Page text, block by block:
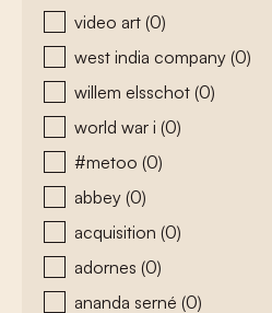
video art (0)
west india company (0)
willem elsschot (0)
world war i (0)
#metoo (0)
abbey (0)
acquisition (0)
adornes (0)
ananda serné (0)